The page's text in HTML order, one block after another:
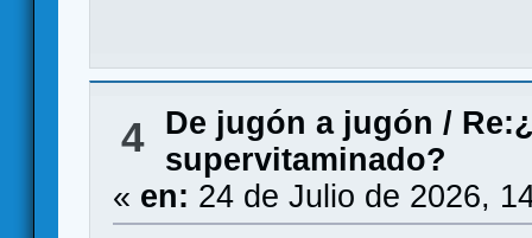
4 De jugón a jugón /
supervitaminado?
« en: 24 de Julio de 2026,